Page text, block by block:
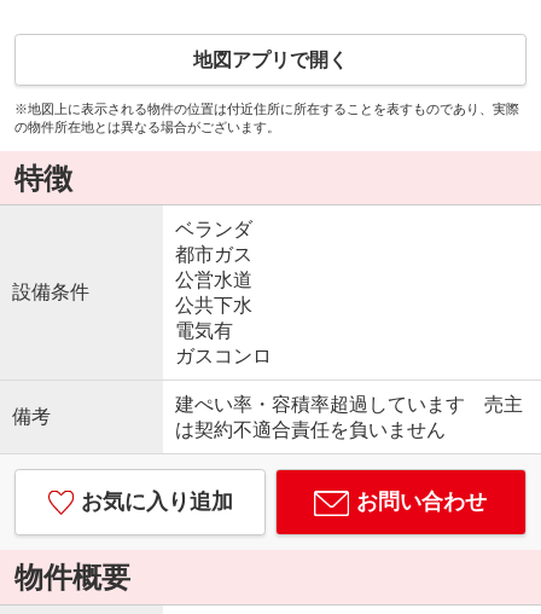
地図アプリで開く
※地図上に表示される物件の位置は付近住所に所在することを表すものであり、実際
の物件所在地とは異なる場合がございます。
特徴
設備条件
ベランダ
都市ガス
公営水道
公共下水
電気有
ガスコンロ
備考
建ぺい率・容積率超過しています 売主
は契約不適合責任を負いません
お気に入り追加 お問い合わせ
物件概要